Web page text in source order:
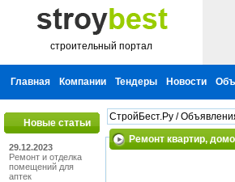
строительный портал
Главная Компании Тендеры Новости
Новые статьи
29.12.2023
Ремонт и отделка
помещений для
аптек
СтройБест.Ру /
Ремонт квартир,